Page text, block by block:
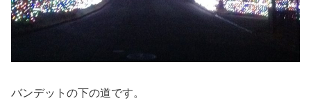
バンデットの下の道です。